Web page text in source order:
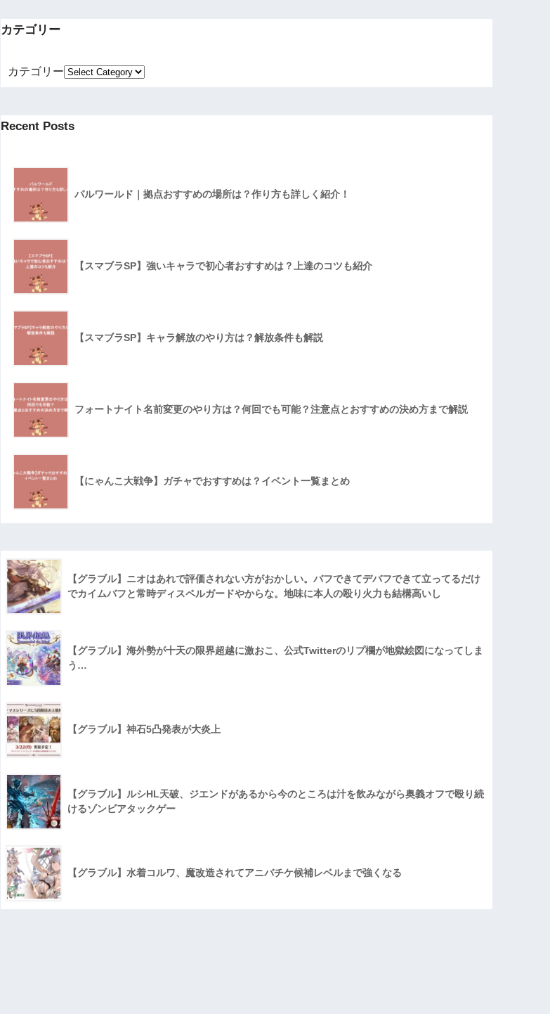
カテゴリー
カテゴリー
Recent Posts
パルワールド｜拠点おすすめの場所は？作り方も詳しく紹介！
【スマブラSP】強いキャラで初心者おすすめは？上達のコツも紹介
【スマブラSP】キャラ解放のやり方は？解放条件も解説
フォートナイト名前変更のやり方は？何回でも可能？注意点とおすすめの決め方まで解説
【にゃんこ大戦争】ガチャでおすすめは？イベント一覧まとめ
【グラブル】ニオはあれで評価されない方がおかしい。バフできてデバフできて立ってるだけ
でカイムバフと常時ディスペルガードやからな。地味に本人の殴り火力も結構高いし
【グラブル】海外勢が十天の限界超越に激おこ、公式Twitterのリプ欄が地獄絵図になってしま
う…
【グラブル】神石5凸発表が大炎上
【グラブル】ルシHL天破、ジエンドがあるから今のところは汁を飲みながら奥義オフで殴り続
けるゾンビアタックゲー
【グラブル】水着コルワ、魔改造されてアニバチケ候補レベルまで強くなる